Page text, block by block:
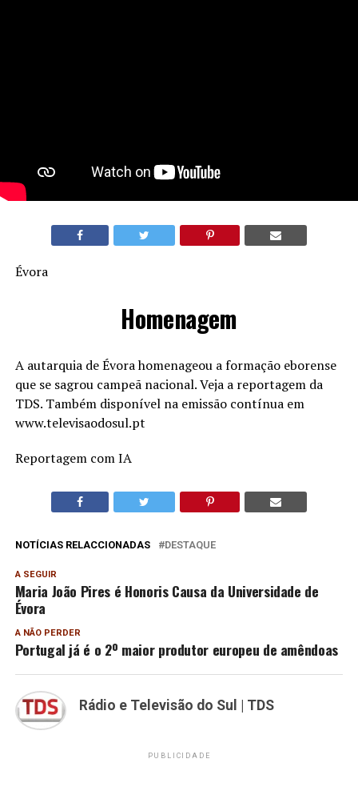
Évora
Homenagem
A autarquia de Évora homenageou a formação eborense
que se sagrou campeã nacional. Veja a reportagem da
TDS. Também disponível na emissão contínua em
www.televisaodosul.pt
Reportagem com IA
NOTÍCIAS RELACCIONADAS DESTAQUE
A SEGUIR
Maria João Pires é Honoris Causa da Universidade de
Évora
A NÃO PERDER
Portugal já é o 2º maior produtor europeu de amêndoas
Rádio e Televisão do Sul | TDS
PUBLICIDADE